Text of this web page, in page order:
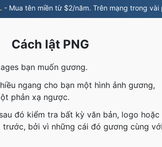
- Mua tên miền từ $2/năm. Trên mạng trong vài
Cách lật PNG
bạn muốn gương.
ngang cho bạn một hình ảnh gương,
phản xạ ngược.
đó kiểm tra bất kỳ văn bản, logo hoặc
trước, bởi vì những cái đó gương cùng với